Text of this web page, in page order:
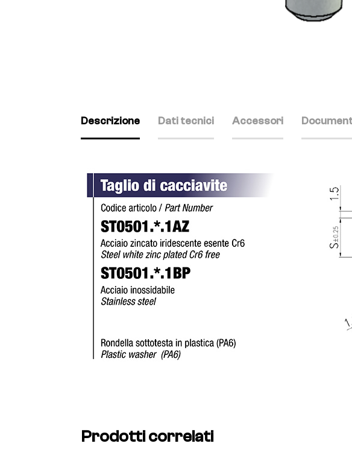
Descrizione Dati tecnici Accessori
Prodotti correlati